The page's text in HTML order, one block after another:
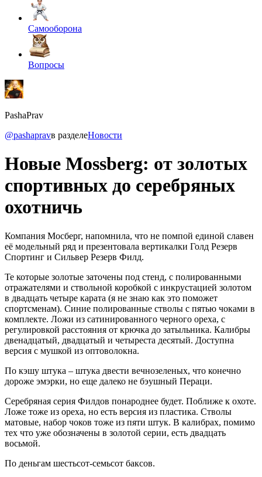
Самооборона
Вопросы
PashaPrav
@pashapravв разделеНовости
Новые Mossberg: от золотых
спортивных до серебряных
охотничь
Компания Мосберг, напомнила, что не помпой единой славен
её модельный ряд и презентовала вертикалки Голд Резерв
Спортинг и Сильвер Резерв Филд.
Те которые золотые заточены под стенд, с полированными
отражателями и ствольной коробкой с инкрустацией золотом
в двадцать четыре карата (я не знаю как это поможет
спортсменам). Синие полированные стволы с пятью чоками в
комплекте. Ложи из сатинированного черного ореха, с
регулировкой расстояния от крючка до затыльника. Калибры
двенадцатый, двадцатый и четыреста десятый. Доступна
версия с мушкой из оптоволокна.
По кэшу штука – штука двести вечнозеленых, что конечно
дороже эмэрки, но еще далеко не бэушный Пераци.
Серебряная серия Филдов понароднее будет. Поближе к охоте.
Ложе тоже из ореха, но есть версия из пластика. Стволы
матовые, набор чоков тоже из пяти штук. В калибрах, помимо
тех что уже обозначены в золотой серии, есть двадцать
восьмой.
По деньгам шестьсот-семьсот баксов.